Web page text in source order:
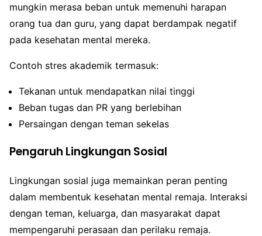
mungkin merasa beban untuk memenuhi harapan
orang tua dan guru, yang dapat berdampak negatif
pada kesehatan mental mereka.
Contoh stres akademik termasuk:
Tekanan untuk mendapatkan nilai tinggi
Beban tugas dan PR yang berlebihan
Persaingan dengan teman sekelas
Pengaruh Lingkungan Sosial
Lingkungan sosial juga memainkan peran penting
dalam membentuk kesehatan mental remaja. Interaksi
dengan teman, keluarga, dan masyarakat dapat
mempengaruhi perasaan dan perilaku remaja.